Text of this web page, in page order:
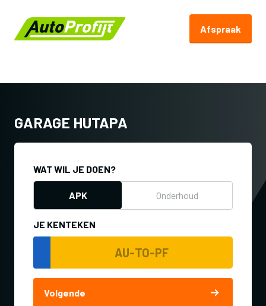
Afspraak
GARAGE HUTAPA
WAT WIL JE DOEN?
APK Onderhoud
JE KENTEKEN
Volgende